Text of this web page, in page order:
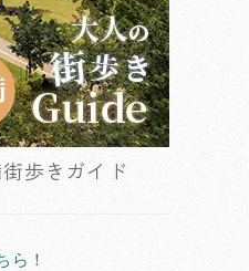
歩きガイド
ら！